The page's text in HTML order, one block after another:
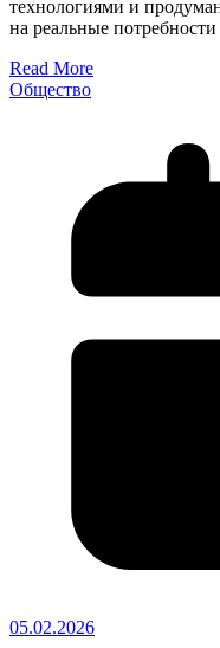
технологиями и
на реальные потребности
Read More
Общество
05.02.2026